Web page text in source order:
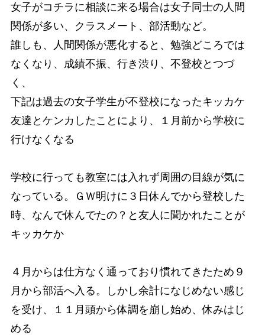
女子がコチラに相談に来る場合は女子同士の人間
関係が多い、クラスメート、部活動など。
誰しも、人間関係が悪化すると、勉強どころでは
なくなり、成績不振、行き渋り、不登校とつづ
く、
下記は過去の女子学生が不登校になったキッカケ
友達とケンカしたことにより、１月前から学校に
行けなくなる
学校に行っても教室には入れず周囲の目線が気に
なっている。ＧＷ明けに３日休んでから登校した
時、なんで休んでたの？と友人に聞かれたことが
キッカケか
４月からは仕方なく通っており慣れてきたため９
月から部活へ入る。しかし余計になじめない感じ
を受け、１１月頭から体調を崩し始め、休みはじ
める